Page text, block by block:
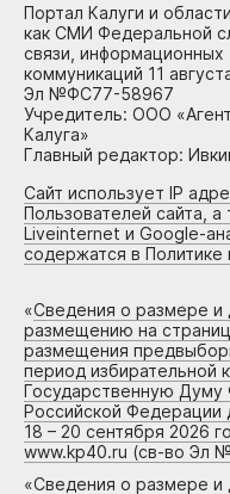
Портал Калуги и
как СМИ Федеральной
связи, информационных
коммуникаций 11
Эл №ФС77-58967
Учредитель: ООО
Калуга»
Главный редактор:
Сайт использует IP
Пользователей сайта,
Liveinternet и Google-
содержатся в
«Сведения о размере и
размещению на
размещения
период избирательной
Государственную
Российской Федерации
18 – 20 сентября 2026
www.kp40.ru (св-во Эл
«Сведения о размере и